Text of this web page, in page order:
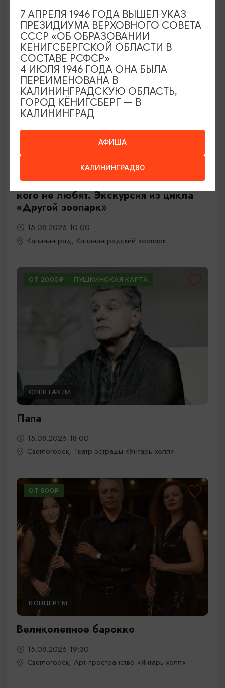
ОТ 500₽
Тайны панциря и чешуи или о тех,
кого не любят. Экскурсия из цикла
«Другой зоопарк»
15.08.2026 10:00
Калининград, Калининградский зоопарк
ОТ 2000₽ ПУШКИНСКАЯ КАРТА
СПЕКТАКЛИ
Папа
15.08.2026 18:00
Светлогорск, Театр эстрады «Янтарь-холл»
ОТ 800₽
КОНЦЕРТЫ
Великолепное барокко
15.08.2026 19:30
Светлогорск, Арт-пространство «Янтарь-холл»
АФИША
КАЛИНИНГРАД80
7 АПРЕЛЯ 1946 ГОДА ВЫШЕЛ УКАЗ
ПРЕЗИДИУМА ВЕРХОВНОГО СОВЕТА
СССР «ОБ ОБРАЗОВАНИИ
КЕНИГСБЕРГСКОЙ ОБЛАСТИ В
СОСТАВЕ РСФСР»
4 ИЮЛЯ 1946 ГОДА ОНА БЫЛА
ПЕРЕИМЕНОВАНА В
КАЛИНИНГРАДСКУЮ ОБЛАСТЬ,
ГОРОД КЁНИГСБЕРГ — В
КАЛИНИНГРАД